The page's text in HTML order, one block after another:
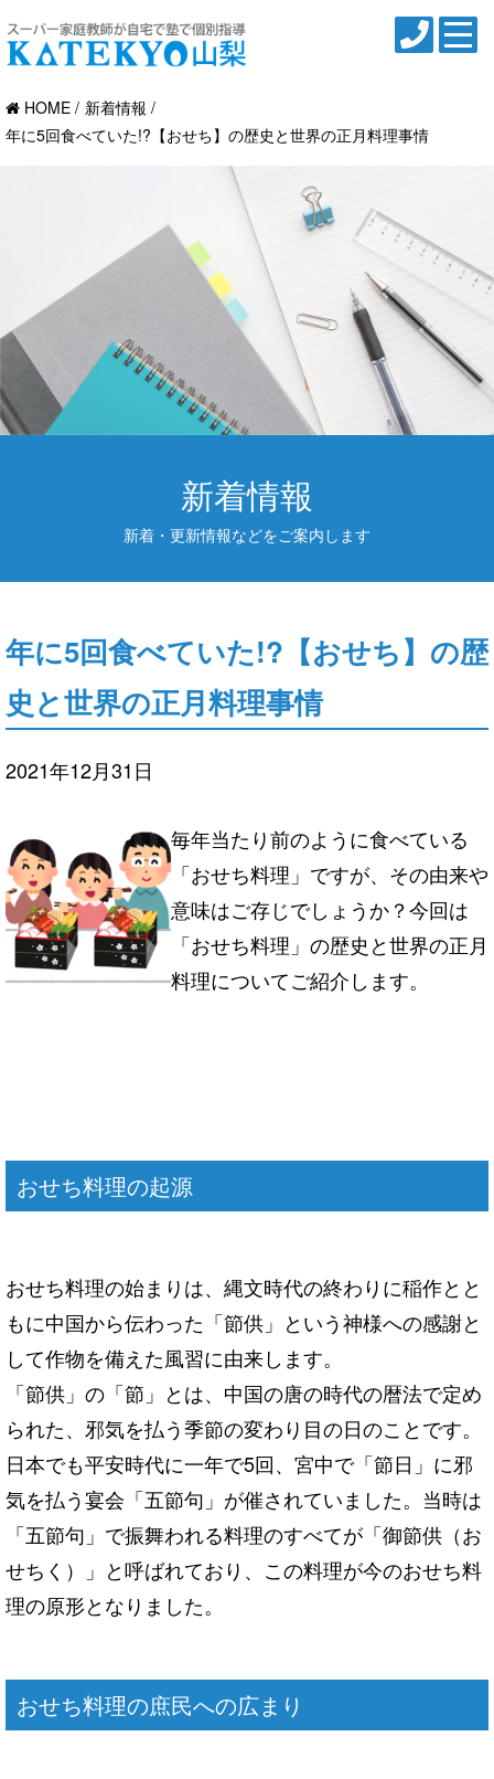
HOME
新着情報
年に5回食べていた!?【おせち】の歴史と世界の正月料理事情
新着情報
新着・更新情報などをご案内します
年に5回食べていた!?【おせち】の歴
史と世界の正月料理事情
2021年12月31日
毎年当たり前のように食べている
「おせち料理」ですが、その由来や
意味はご存じでしょうか？今回は
「おせち料理」の歴史と世界の正月
料理についてご紹介します。
おせち料理の起源
おせち料理の始まりは、縄文時代の終わりに稲作とと
もに中国から伝わった「節供」という神様への感謝と
して作物を備えた風習に由来します。
「節供」の「節」とは、中国の唐の時代の暦法で定め
られた、邪気を払う季節の変わり目の日のことです。
日本でも平安時代に一年で5回、宮中で「節日」に邪
気を払う宴会「五節句」が催されていました。当時は
「五節句」で振舞われる料理のすべてが「御節供（お
せちく）」と呼ばれており、この料理が今のおせち料
理の原形となりました。
おせち料理の庶民への広まり